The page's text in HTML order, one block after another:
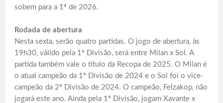
sobem para a 1ª de 2026.
Rodada de abertura
Nesta sexta, serão quatro partidas. O jogo de abertura, às
19h30, válido pela 1ª Divisão, será entre Milan x Sol. A
partida também vale o título da Recopa de 2025. O Milan é
o atual campeão da 1ª Divisão de 2024 e o Sol foi o vice-
campeão da 2ª Divisão de 2024. O campeão, Felzakop, não
jogará este ano. Ainda pela 1ª Divisão, jogam Xavante x